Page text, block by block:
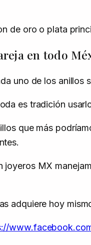
de oro o plata
en todo
uno de los anillos
es tradición
que más
joyeros MX
adquiere hoy